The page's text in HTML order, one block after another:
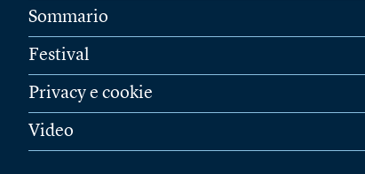
Sommario
Festival
Privacy e cookie
Video